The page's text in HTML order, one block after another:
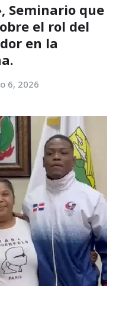
Seminario que
el rol del
en la
6, 2026